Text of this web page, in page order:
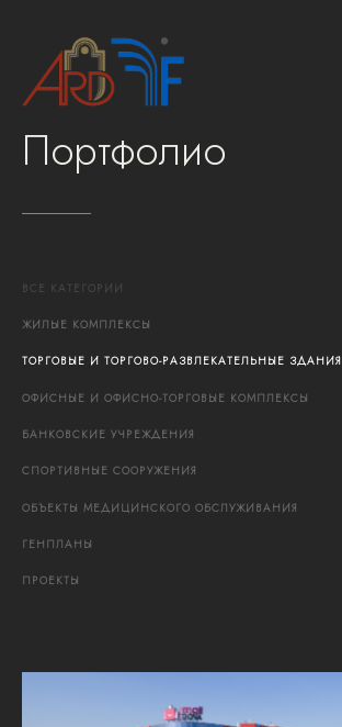
Портфолио
ВСЕ КАТЕГОРИИ
ЖИЛЫЕ КОМПЛЕКСЫ
ТОРГОВЫЕ И ТОРГОВО-РАЗВЛЕКАТЕЛЬНЫЕ ЗДАНИЯ
ОФИСНЫЕ И ОФИСНО-ТОРГОВЫЕ КОМПЛЕКСЫ
БАНКОВСКИЕ УЧРЕЖДЕНИЯ
СПОРТИВНЫЕ СООРУЖЕНИЯ
ОБЪЕКТЫ МЕДИЦИНСКОГО ОБСЛУЖИВАНИЯ
ГЕНПЛАНЫ
ПРОЕКТЫ